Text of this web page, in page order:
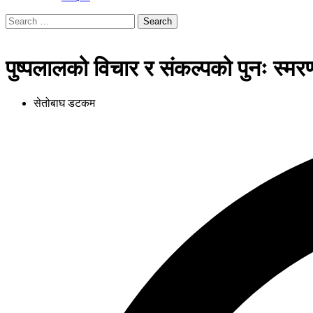
Search
for:
पुष्पलालको विचार र संकल्पको पुनः
सेतोबाघ डटकम